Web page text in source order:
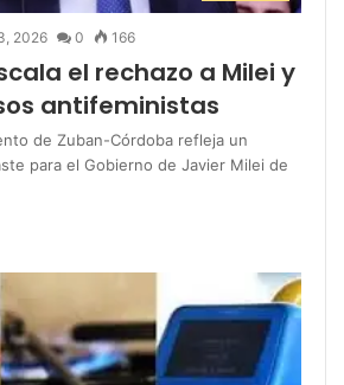
2026 0 166
el rechazo a Milei y
antifeministas
de Zuban-Córdoba refleja un
para el Gobierno de Javier Milei de